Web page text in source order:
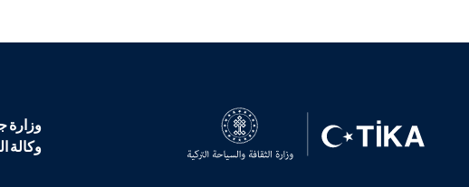
وزارة
وكالة